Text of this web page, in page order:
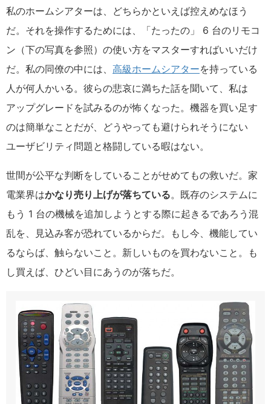
私のホームシアターは、どちらかといえば控えめなほう
だ。それを操作するためには、「たったの」 6 台のリモコ
ン（下の写真を参照）の使い方をマスターすればいいだけ
だ。私の同僚の中には、 高級ホームシアターを持っている
人が何人かいる。彼らの悲哀に満ちた話を聞いて、私は
アップグレードを試みるのが怖くなった。機器を買い足す
のは簡単なことだが、どうやっても避けられそうにない
ユーザビリティ問題と格闘している暇はない。
世間が公平な判断をしていることがせめてもの救いだ。家
電業界はかなり売り上げが落ちている。既存のシステムに
もう 1 台の機械を追加しようとする際に起きるであろう混
乱を、見込み客が恐れているからだ。もし今、機能してい
るならば、触らないこと。新しいものを買わないこと。も
し買えば、ひどい目にあうのが落ちだ。